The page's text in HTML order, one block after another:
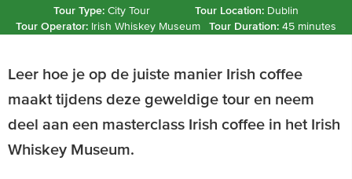
Tour Type: City Tour Tour Location: Dublin
Tour Operator: Irish Whiskey Museum Tour Duration: 45 minutes
Leer hoe je op de juiste manier Irish coffee
maakt tijdens deze geweldige tour en neem
deel aan een masterclass Irish coffee in het Irish
Whiskey Museum.